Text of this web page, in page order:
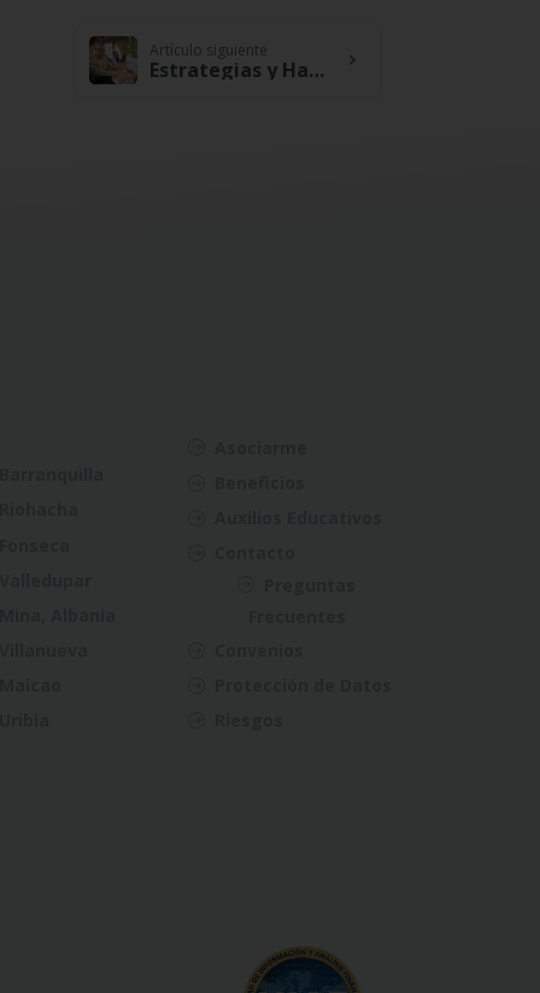
Artículo siguiente
Estrategias y Habilidades Financieras para Emprendedores del Siglo XXI